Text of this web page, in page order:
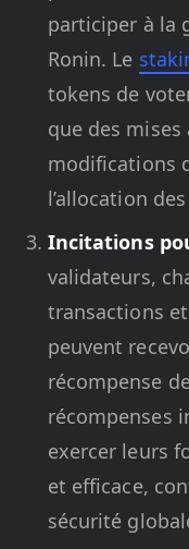
participer à la
Ronin. Le
tokens de
que des
modifications
l’allocation
Incitations
validateurs,
transactions
peuvent
récompense
récompenses
exercer leurs
et efficace,
sécurité